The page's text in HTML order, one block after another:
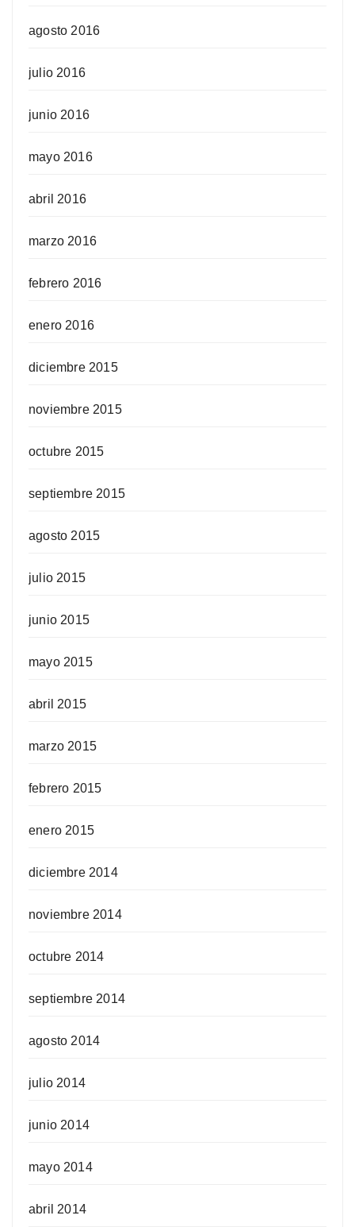
agosto 2016
julio 2016
junio 2016
mayo 2016
abril 2016
marzo 2016
febrero 2016
enero 2016
diciembre 2015
noviembre 2015
octubre 2015
septiembre 2015
agosto 2015
julio 2015
junio 2015
mayo 2015
abril 2015
marzo 2015
febrero 2015
enero 2015
diciembre 2014
noviembre 2014
octubre 2014
septiembre 2014
agosto 2014
julio 2014
junio 2014
mayo 2014
abril 2014